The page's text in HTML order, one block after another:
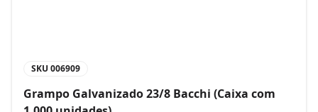
SKU 006909
Grampo Galvanizado 23/8 Bacchi (Caixa com